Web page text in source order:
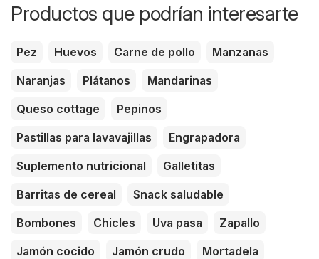
Productos que podrían interesarte
Pez Huevos Carne de pollo
Manzanas
Naranjas
Plátanos
Mandarinas
Queso cottage
Pepinos
Pastillas para lavavajillas
Engrapadora
Suplemento nutricional
Galletitas
Barritas de cereal
Snack saludable
Bombones
Chicles Uva pasa
Zapallo
Jamón cocido
Jamón crudo
Mortadela